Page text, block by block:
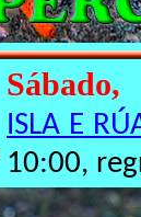
ISLA E
10:00,